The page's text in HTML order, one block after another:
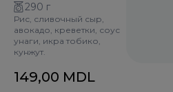
290 г
Рис, сливочный сыр,
авокадо, креветки, соус
унаги, икра тобико,
кунжут.
149,00 MDL